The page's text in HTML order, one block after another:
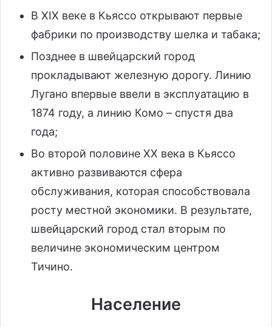
В XIX веке в Кьяссо открывают первые
фабрики по производству шелка и табака;
Позднее в швейцарский город
прокладывают железную дорогу. Линию
Лугано впервые ввели в эксплуатацию в
1874 году, а линию Комо – спустя два
года;
Во второй половине XX века в Кьяссо
активно развиваются сфера
обслуживания, которая способствовала
росту местной экономики. В результате,
швейцарский город стал вторым по
величине экономическим центром
Тичино.
Население